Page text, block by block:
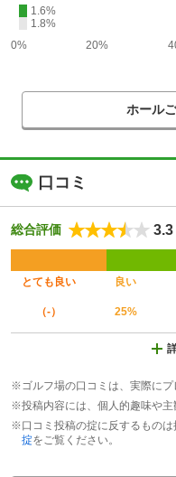
1.6%
1.8%
0%
20%
ホール
口コミ
総合評価 3.3
とても良い 良い
（-） 25%
※ゴルフ場の口コミは、実際にプ
※投稿内容には、個人的趣味や主
※口コミ投稿の掟に反するものは
掟をご覧ください。